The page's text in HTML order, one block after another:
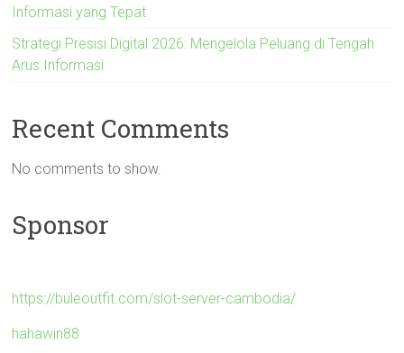
Informasi yang Tepat
Strategi Presisi Digital 2026: Mengelola Peluang di Tengah
Arus Informasi
Recent Comments
No comments to show.
Sponsor
https://buleoutfit.com/slot-server-cambodia/
hahawin88